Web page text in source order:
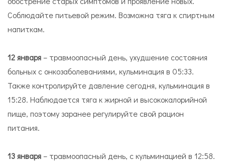
Соблюдайте питьевой режим. Возможна тяга к спиртным
напиткам.
12 января – травмоопасный день, ухудшение состояния
больных с онкозаболеваниями, кульминация в 05:33.
Также контролируйте давление сегодня, кульминация в
15:28. Наблюдается тяга к жирной и высококалорийной
пище, поэтому заранее регулируйте свой рацион
питания.
13 января – травмоопасный день, с кульминацией в 12:58.